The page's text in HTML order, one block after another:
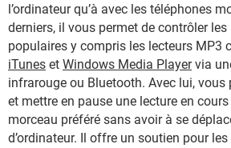
l’ordinateur qu’à avec les téléphones
derniers, il vous permet de contrôler
populaires y compris les lecteurs MP3
iTunes et Windows Media Playervia
infrarouge ou Bluetooth. Avec lui, vous
et mettre en pause une lecture en
morceau préféré sans avoir à se
d’ordinateur. Il offre un soutien pour